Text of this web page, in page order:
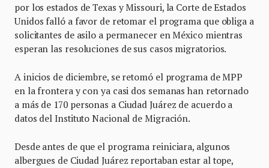
por los estados de Texas y Missouri, la Corte de Estados
Unidos falló a favor de retomar el programa que obliga a
solicitantes de asilo a permanecer en México mientras
esperan las resoluciones de sus casos migratorios.
A inicios de diciembre, se retomó el programa de MPP
en la frontera y con ya casi dos semanas han retornado
a más de 170 personas a Ciudad Juárez de acuerdo a
datos del Instituto Nacional de Migración.
Desde antes de que el programa reiniciara, algunos
albergues de Ciudad Juárez reportaban estar al tope,